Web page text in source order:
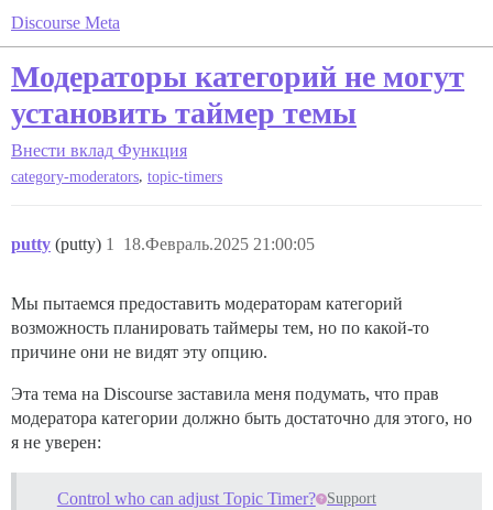
Discourse Meta
Модераторы категорий не могут
установить таймер темы
Внести вклад Функция
category-moderators, topic-timers
putty (putty) 18.Февраль.2025 21:00:05
1
Мы пытаемся предоставить модераторам категорий
возможность планировать таймеры тем, но по какой-то
причине они не видят эту опцию.
Эта тема на Discourse заставила меня подумать, что прав
модератора категории должно быть достаточно для этого, но
я не уверен:
Control who can adjust Topic Timer? Support